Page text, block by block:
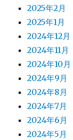
2025年2月
2025年1月
2024年12月
2024年11月
2024年10月
2024年9月
2024年8月
2024年7月
2024年6月
2024年5月